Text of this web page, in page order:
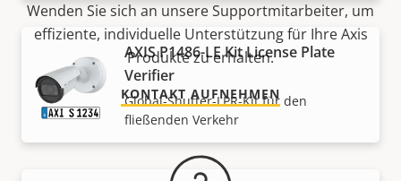
AXIS P1486-LE Kit License Plate
Verifier
Global-Shutter-LPR-Kit für den
fließenden Verkehr
Wenden Sie sich an unsere Supportmitarbeiter, um
effiziente, individuelle Unterstützung für Ihre Axis
Produkte zu erhalten.
KONTAKT AUFNEHMEN